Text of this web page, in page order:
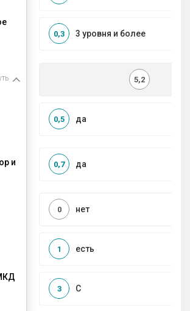
3 уровня и более
0,3
5,2
да
0,5
и
да
0,7
нет
0
есть
1
C
3